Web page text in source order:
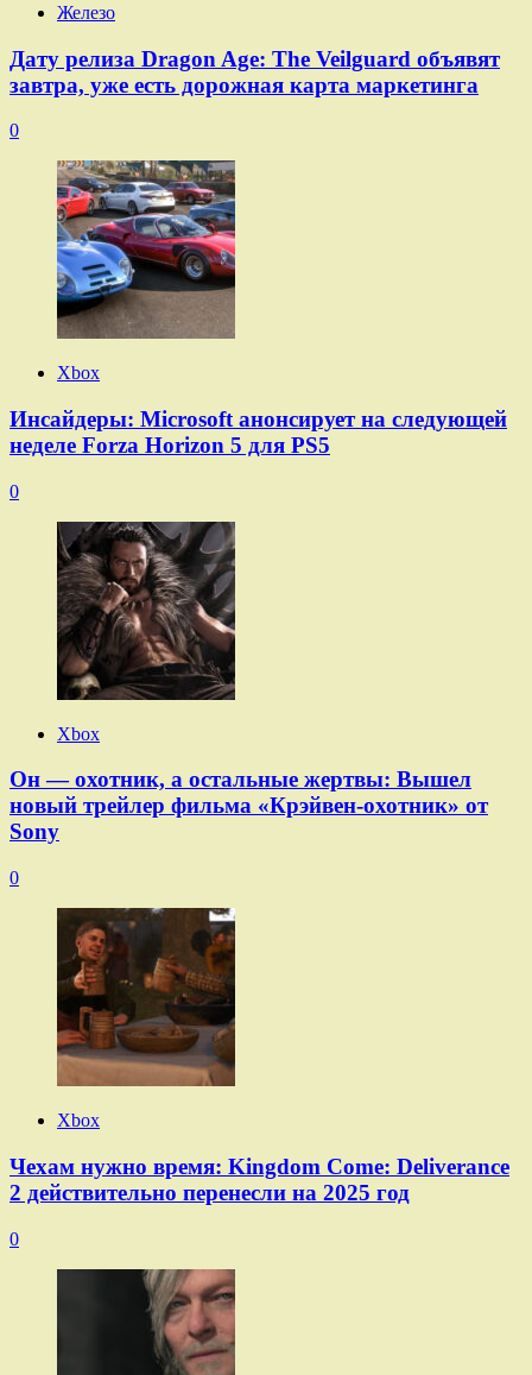
Железо
Дату релиза Dragon Age: The Veilguard объявят
завтра, уже есть дорожная карта маркетинга
0
Xbox
Инсайдеры: Microsoft анонсирует на следующей
неделе Forza Horizon 5 для PS5
0
Xbox
Он — охотник, а остальные жертвы: Вышел
новый трейлер фильма «Крэйвен-охотник» от
Sony
0
Xbox
Чехам нужно время: Kingdom Come: Deliverance
2 действительно перенесли на 2025 год
0